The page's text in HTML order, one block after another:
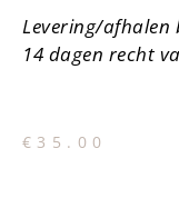
Levering/afhalen
14 dagen recht
€ 35.00